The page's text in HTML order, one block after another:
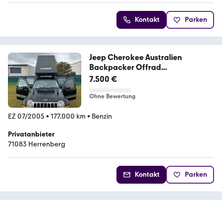
Kontakt Parken
Jeep Cherokee Australien
Backpacker Offrad...
7.500 €
Ohne Bewertung
EZ 07/2005 • 177.000 km • Benzin
Privatanbieter
71083 Herrenberg
Kontakt Parken